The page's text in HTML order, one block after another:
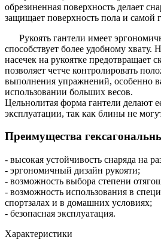
обрезиненная поверхность делает
защищает поверхность пола и самой
Рукоять гантели имеет
способствует более удобному хвату.
насечек на рукоятке предотвращает
позволяет четче контролировать
выполнения упражнений, особенно
использовании больших весов.
Цельнолитая форма гантели делают
эксплуатации, так как блины не
Преимущества
- высокая устойчивость снаряда на
- эргономичный дизайн рукояти;
- возможность выбора степени
- возможность использования в
спортзалах и в домашних условиях;
- безопасная эксплуатация.
Характеристики